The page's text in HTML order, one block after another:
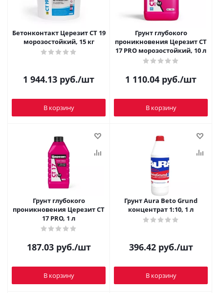
Бетонконтакт Церезит CT 19
морозостойкий, 15 кг
1 944.13 руб./шт
В корзину
Грунт глубокого
проникновения Церезит CT
17 PRO морозостойкий, 10 л
1 110.04 руб./шт
В корзину
Грунт глубокого
проникновения Церезит CT
17 PRO, 1 л
187.03руб./шт
В корзину
Грунт Aura Beto Grund
концентрат 1:10, 1 л
396.42руб./шт
В корзину